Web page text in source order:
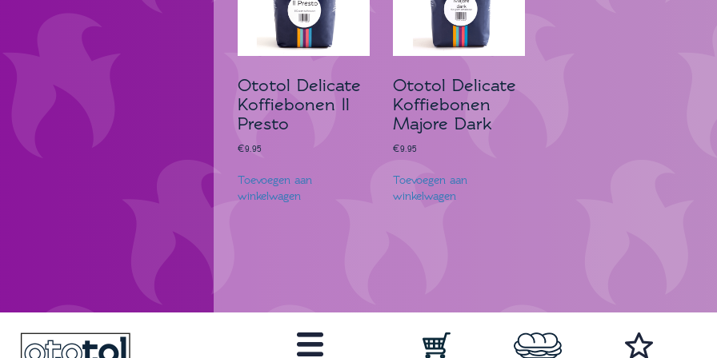
Ototol Delicate
Koffiebonen Il
Presto
€9.95
Toevoegen aan
winkelwagen
Ototol Delicate
Koffiebonen
Majore Dark
€9.95
Toevoegen aan
winkelwagen